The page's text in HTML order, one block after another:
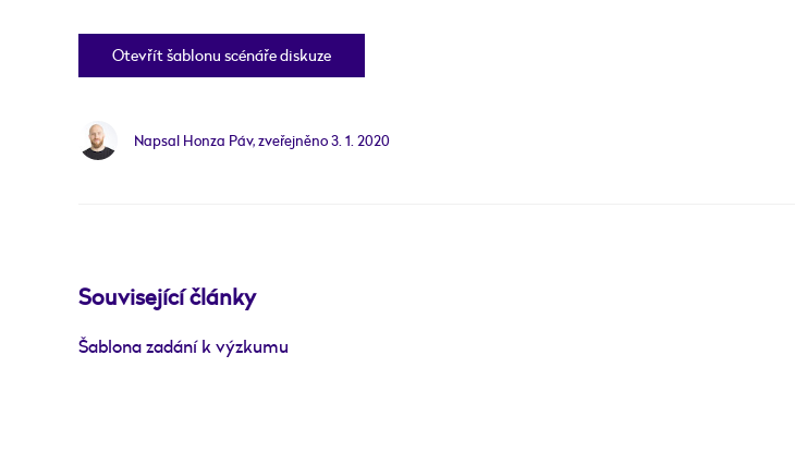
Otevřít šablonu scénáře diskuze
Napsal Honza Páv, zveřejněno3. 1. 2020
Související články
Šablona zadání k výzkumu